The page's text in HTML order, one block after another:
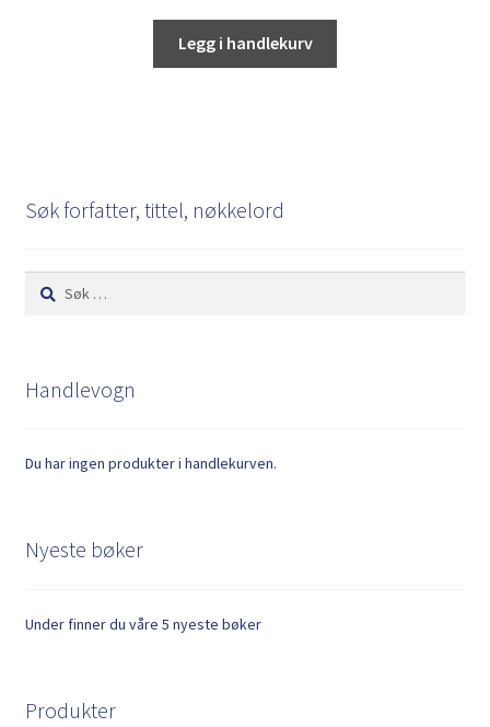
Legg i handlekurv
Søk forfatter, tittel, nøkkelord
Søk
etter:
Handlevogn
Du har ingen produkter i handlekurven.
Nyeste bøker
Under finner du våre 5 nyeste bøker
Produkter